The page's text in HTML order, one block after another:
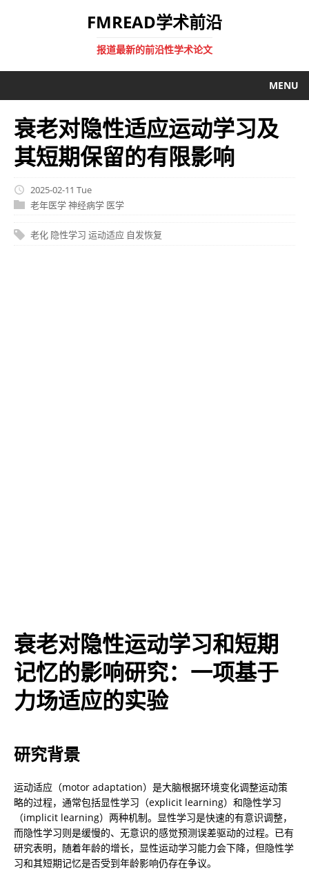
FMREAD学术前沿
报道最新的前沿性学术论文
MENU
衰老对隐性适应运动学习及
其短期保留的有限影响
2025-02-11 Tue
老年医学神经病学 医学
老化 隐性学习 运动适应 自发恢复
衰老对隐性运动学习和短期
记忆的影响研究：一项基于
力场适应的实验
研究背景
运动适应（motor adaptation）是大脑根据环境变化调整运动策
略的过程，通常包括显性学习（explicit learning）和隐性学习
（implicit learning）两种机制。显性学习是快速的有意识调整，
而隐性学习则是缓慢的、无意识的感觉预测误差驱动的过程。已有
研究表明，随着年龄的增长，显性运动学习能力会下降，但隐性学
习和其短期记忆是否受到年龄影响仍存在争议。